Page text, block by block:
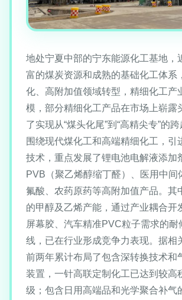
地处宁夏中部的宁东能源化工基地，
富的煤炭资源和成熟的基础化工体系
化、高附加值领域转型，精细化工产
模，部分精细化工产品在市场上崭露
了实现从“煤头化尾”到“高精尖专”的
围绕现代煤化工和高端精细化工，引
技术，重点发展了锂电池电解液添加
PVB（聚乙烯醇缩丁醛）、医用中间
氟酸、农药原药等高附加值产品。其
的甲醇及乙烯产能，通过产业耦合开
屏幕胶、汽车精准PVC粒子需求的耐
线，已在行业形成竞争力表现。据相
前两年累计布局了包含深转换技术和
装置，一针高联定制化工已达到较高
级；包含日用高端品和光学聚合补气